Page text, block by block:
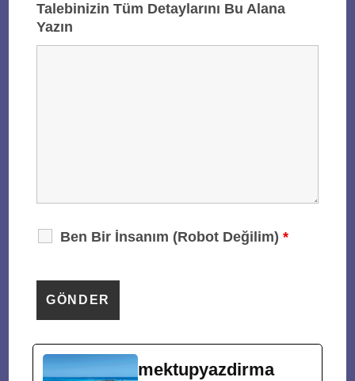
Talebinizin Tüm Detaylarını Bu Alana
Yazın
Ben Bir İnsanım (Robot Değilim)*
mektupyazdirma